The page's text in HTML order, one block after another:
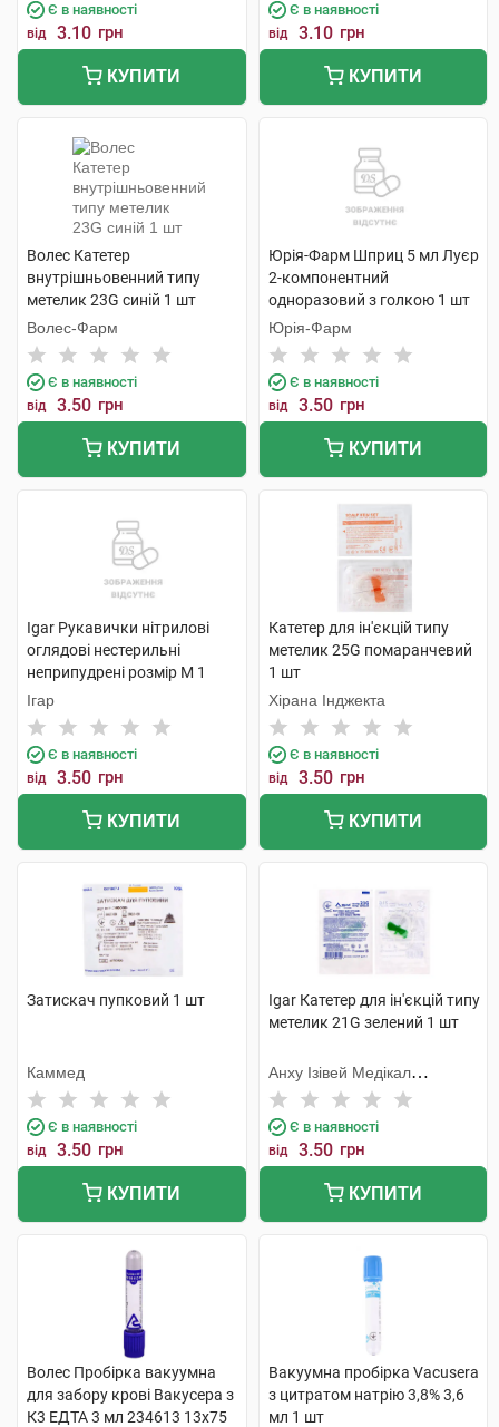
Є в наявності
від 3.10 грн
КУПИТИ
Є в наявності
від 3.10 грн
КУПИТИ
Волес Катетер
внутрішньовенний типу
метелик 23G синій 1 шт
Волес-Фарм
Є в наявності
від 3.50 грн
КУПИТИ
Юрія-Фарм Шприц 5 мл Луєр
2-компонентний
одноразовий з голкою 1 шт
Юрія-Фарм
Є в наявності
від 3.50 грн
КУПИТИ
Igar Рукавички нітрилові
оглядові нестерильні
неприпудрені розмір M 1
пара
Ігар
Є в наявності
від 3.50 грн
КУПИТИ
Катетер для ін'єкцій типу
метелик 25G помаранчевий
1 шт
Хірана Інджекта
Є в наявності
від 3.50 грн
КУПИТИ
Затискач пупковий 1 шт
Каммед
Є в наявності
від 3.50 грн
КУПИТИ
Igar Катетер для ін'єкцій типу
метелик 21G зелений 1 шт
Анху Ізівей Медікал
Сапплайс
Є в наявності
від 3.50 грн
КУПИТИ
Волес Пробірка вакуумна
для забору крові Вакусера з
К3 ЕДТА 3 мл 234613 13х75
Вакуумна пробірка Vacusera
з цитратом натрію 3,8% 3,6
мл 1 шт